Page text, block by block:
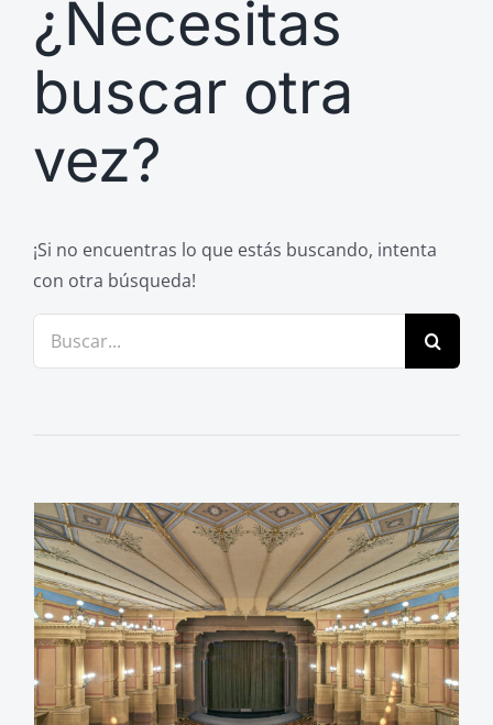
Previos de ópera
Entrevistas
Recomendación
Cosas de Beckmesser
Nosotros y privacidad
¿Necesitas
buscar otra
vez?
¡Si no encuentras lo que estás buscando, intenta
con otra búsqueda!
Buscar: